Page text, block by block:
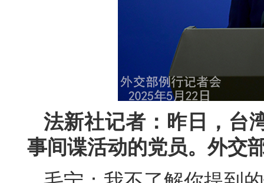
法新社记者：昨日，台
事间谍活动的党员。外交